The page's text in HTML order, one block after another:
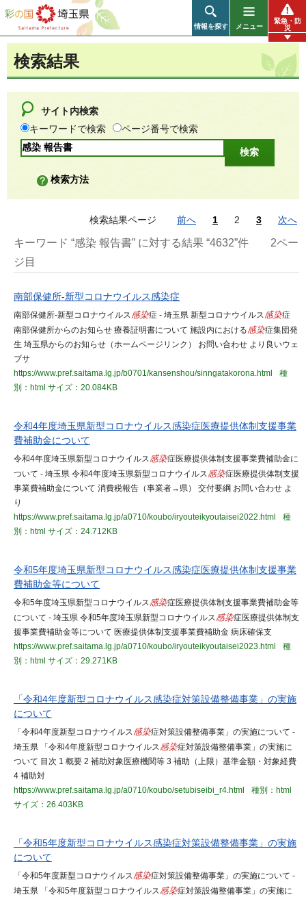
彩の国 埼玉県
情報を探す メニュー
緊急・防
災
検索結果
サイト内検索
キーワードで検索
ページ番号で検索
検索方法
検索結果ページ 前へ 1 2 3 次へ
キーワード “感染 報告書” に対する結果 “4632”件
2ペー
ジ目
南部保健所-新型コロナウイルス感染症
南部保健所-新型コロナウイルス感染症 - 埼玉県 新型コロナウイルス感染症
南部保健所からのお知らせ 療養証明書について 施設内における感染症集団発
生 埼玉県からのお知らせ（ホームページリンク） お問い合わせ より良いウェ
ブサ
https://www.pref.saitama.lg.jp/b0701/kansenshou/sinngatakorona.html
種
別：html サイズ：20.084KB
令和4年度埼玉県新型コロナウイルス感染症医療提供体制支援事業
費補助金について
令和4年度埼玉県新型コロナウイルス感染症医療提供体制支援事業費補助金に
ついて - 埼玉県 令和4年度埼玉県新型コロナウイルス感染症医療提供体制支援
事業費補助金について 消費税報告（事業者→県） 交付要綱 お問い合わせ よ
り
https://www.pref.saitama.lg.jp/a0710/koubo/iryouteikyoutaisei2022.html
種
別：html サイズ：24.712KB
令和5年度埼玉県新型コロナウイルス感染症医療提供体制支援事業
費補助金等について
令和5年度埼玉県新型コロナウイルス感染症医療提供体制支援事業費補助金等
について - 埼玉県 令和5年度埼玉県新型コロナウイルス感染症医療提供体制支
援事業費補助金等について 医療提供体制支援事業費補助金 病床確保支
https://www.pref.saitama.lg.jp/a0710/koubo/iryouteikyoutaisei2023.html
種
別：html サイズ：29.271KB
「令和4年度新型コロナウイルス感染症対策設備整備事業」の実施
について
「令和4年度新型コロナウイルス感染症対策設備整備事業」の実施について -
埼玉県 「令和4年度新型コロナウイルス感染症対策設備整備事業」の実施に
ついて 目次 1 概要 2 補助対象医療機関等 3 補助（上限）基準金額・対象経費
4 補助対
https://www.pref.saitama.lg.jp/a0710/koubo/setubiseibi_r4.html
種別：html
サイズ：26.403KB
「令和5年度新型コロナウイルス感染症対策設備整備事業」の実施
について
「令和5年度新型コロナウイルス感染症対策設備整備事業」の実施について -
埼玉県 「令和5年度新型コロナウイルス感染症対策設備整備事業」の実施に